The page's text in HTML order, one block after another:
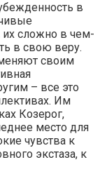
в
их сложно в чем-
в свою веру.
своим
– все это
Им
Козерог,
место для
чувства к
экстаза, к